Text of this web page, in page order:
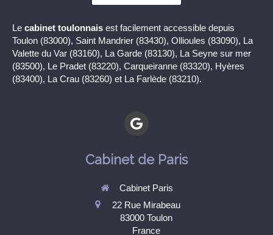
Le cabinet toulonnais est facilement accessible depuis
Toulon (83000), Saint Mandrier (83430), Ollioules (83090), La
Valette du Var (83160), La Garde (83130), La Seyne sur mer
(83500), Le Pradet (83220), Carqueiranne (83320), Hyères
(83400), La Crau (83260) et La Farlède (83210).
Cabinet de Paris
Cabinet Paris
22 Rue Mirabeau
83000 Toulon
France